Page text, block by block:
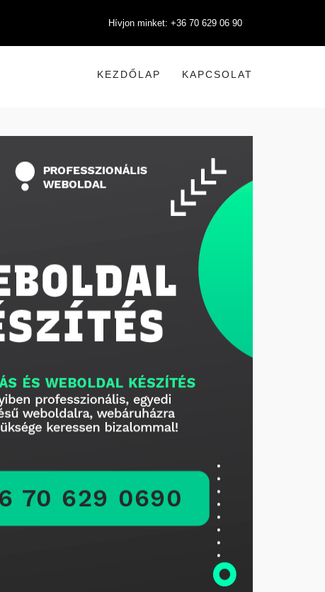
Hívjon minket: +36 70 629 06 90
KEZDŐLAP KAPCSOLAT